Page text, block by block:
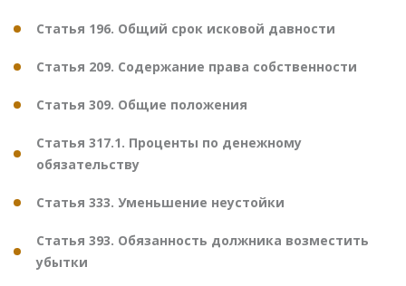
Статья 196. Общий срок исковой давности
Статья 209. Содержание права собственности
Статья 309. Общие положения
Статья 317.1. Проценты по денежному
обязательству
Статья 333. Уменьшение неустойки
Статья 393. Обязанность должника возместить
убытки